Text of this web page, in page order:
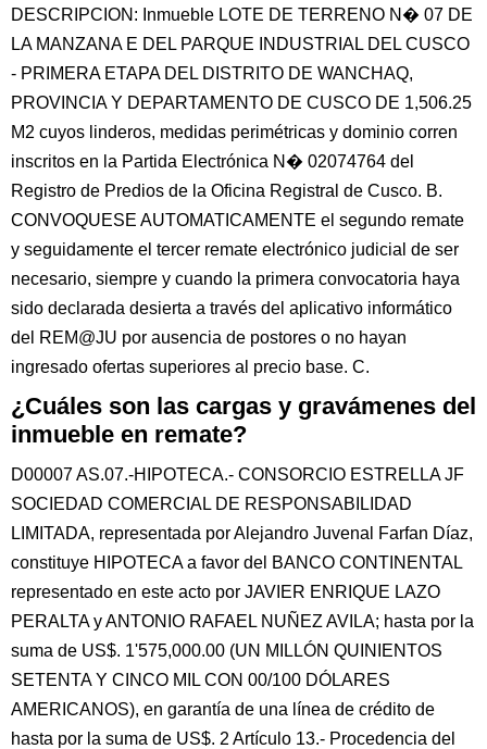
DESCRIPCION: Inmueble LOTE DE TERRENO N� 07 DE
LA MANZANA E DEL PARQUE INDUSTRIAL DEL CUSCO
- PRIMERA ETAPA DEL DISTRITO DE WANCHAQ,
PROVINCIA Y DEPARTAMENTO DE CUSCO DE 1,506.25
M2 cuyos linderos, medidas perimétricas y dominio corren
inscritos en la Partida Electrónica N� 02074764 del
Registro de Predios de la Oficina Registral de Cusco. B.
CONVOQUESE AUTOMATICAMENTE el segundo remate
y seguidamente el tercer remate electrónico judicial de ser
necesario, siempre y cuando la primera convocatoria haya
sido declarada desierta a través del aplicativo informático
del REM@JU por ausencia de postores o no hayan
ingresado ofertas superiores al precio base. C.
¿Cuáles son las cargas y gravámenes del
inmueble en remate?
D00007 AS.07.-HIPOTECA.- CONSORCIO ESTRELLA JF
SOCIEDAD COMERCIAL DE RESPONSABILIDAD
LIMITADA, representada por Alejandro Juvenal Farfan Díaz,
constituye HIPOTECA a favor del BANCO CONTINENTAL
representado en este acto por JAVIER ENRIQUE LAZO
PERALTA y ANTONIO RAFAEL NUÑEZ AVILA; hasta por la
suma de US$. 1'575,000.00 (UN MILLÓN QUINIENTOS
SETENTA Y CINCO MIL CON 00/100 DÓLARES
AMERICANOS), en garantía de una línea de crédito de
hasta por la suma de US$. 2 Artículo 13.- Procedencia del